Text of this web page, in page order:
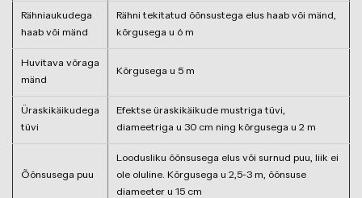
Rähniaukudega
haab või mänd
Rähni tekitatud õõnsustega elus haab või mänd,
kõrgusega u 6 m
Huvitava võraga
mänd
Kõrgusega u 5 m
Üraskikäikudega
tüvi
Efektse üraskikäikude mustriga tüvi,
diameetriga u 30 cm ning kõrgusega u 2 m
Õõnsusega puu
Loodusliku õõnsusega elus või surnud puu, liik ei
ole oluline. Kõrgusega u 2,5-3 m, õõnsuse
diameeter u 15 cm